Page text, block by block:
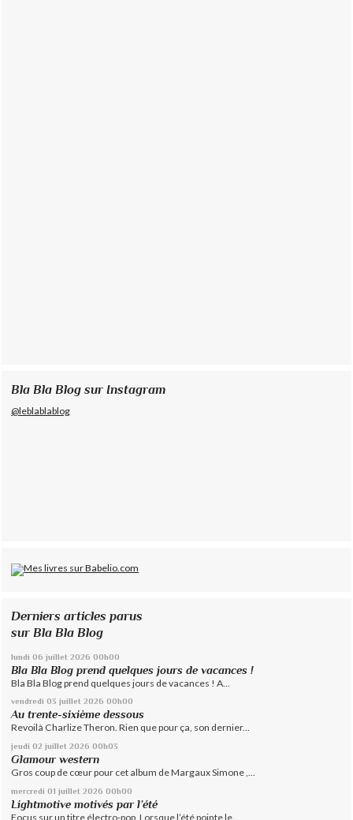
Bla Bla Blog sur Instagram
@leblablablog
Derniers articles parus
sur Bla Bla Blog
lundi 06 juillet 2026 00h00
Bla Bla Blog prend quelques jours de vacances !
Bla Bla Blog prend quelques jours de vacances ! A...
vendredi 03 juillet 2026 00h00
Au trente-sixième dessous
Revoilà Charlize Theron. Rien que pour ça, son dernier...
jeudi 02 juillet 2026 00h03
Glamour western
Gros coup de cœur pour cet album de Margaux Simone ,...
mercredi 01 juillet 2026 00h00
Lightmotive motivés par l’été
Focus sur un titre électro-pop. Lorsque l’été pointe le...